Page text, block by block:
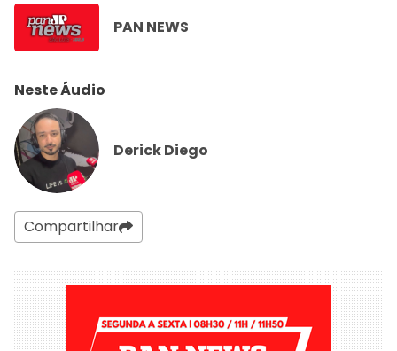
PAN NEWS
Neste Áudio
Derick Diego
Compartilhar